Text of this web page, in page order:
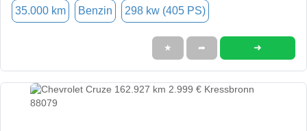
35.000 km Benzin 298 kw (405 PS)
★ ➦ ➜